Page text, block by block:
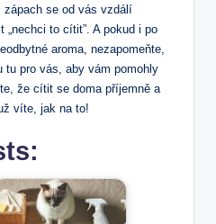
zápach se od vás vzdálí
to cítit”. A pokud i po
aroma, nezapomeňte,
tu pro vás, aby vám pomohly
že cítit se doma příjemně a
víte, jak na to!